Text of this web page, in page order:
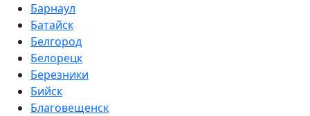
Барнаул
Батайск
Белгород
Белорецк
Березники
Бийск
Благовещенск